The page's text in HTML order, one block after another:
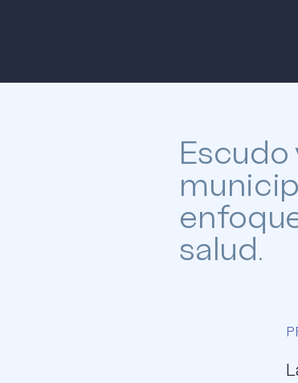
salud.